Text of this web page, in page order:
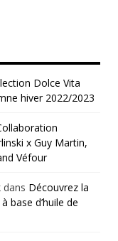
Dolce Vita
hiver 2022/2023
x Guy Martin,
Véfour
dans Découvrez la
base d’huile de